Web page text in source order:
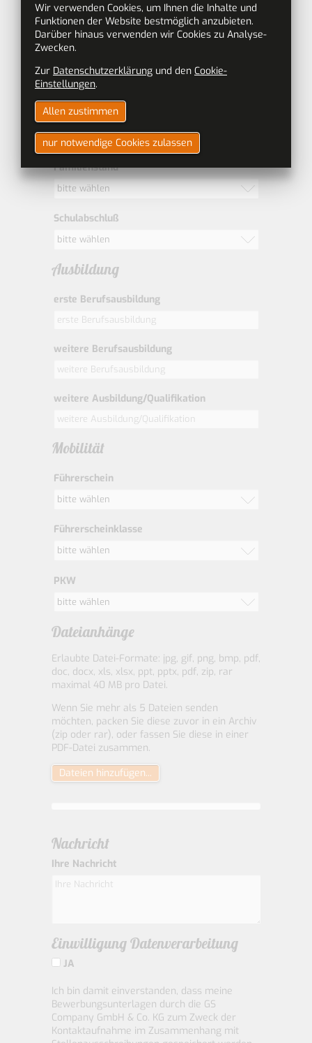
Daten zu Deiner Person
Geburtsdatum
Nationalität
Familienstand
bitte wählen
Schulabschluß
bitte wählen
Ausbildung
erste Berufsausbildung
weitere Berufsausbildung
weitere Ausbildung/Qualifikation
Mobilität
Führerschein
bitte wählen
Führerscheinklasse
bitte wählen
PKW
bitte wählen
Dateianhänge
Erlaubte Datei-Formate: jpg, gif, png, bmp, pdf,
doc, docx, xls, xlsx, ppt, pptx, pdf, zip, rar
maximal 40 MB pro Datei.
Wenn Sie mehr als 5 Dateien senden
möchten, packen Sie diese zuvor in ein Archiv
(zip oder rar), oder fassen Sie diese in einer
PDF-Datei zusammen.
Dateien hinzufügen...
Nachricht
Ihre Nachricht
Einwilligung Datenverarbeitung
JA
Ich bin damit einverstanden, dass meine
Bewerbungsunterlagen durch die GS
Company GmbH & Co. KG zum Zweck der
Kontaktaufnahme im Zusammenhang mit
Wir verwenden Cookies, um Ihnen die Inhalte und
Funktionen der Website bestmöglich anzubieten.
Darüber hinaus verwenden wir Cookies zu Analyse-
Zwecken.
Zur Datenschutzerklärung und den Cookie-
Einstellungen.
Allen zustimmen
nur notwendige Cookies zulassen